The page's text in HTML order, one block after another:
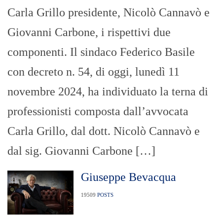
Carla Grillo presidente, Nicolò Cannavò e
Giovanni Carbone, i rispettivi due
componenti. Il sindaco Federico Basile
con decreto n. 54, di oggi, lunedì 11
novembre 2024, ha individuato la terna di
professionisti composta dall’avvocata
Carla Grillo, dal dott. Nicolò Cannavò e
dal sig. Giovanni Carbone […]
Giuseppe Bevacqua
19509 POSTS